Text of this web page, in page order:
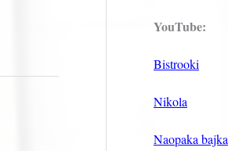
YouTube:
Bistrooki
Nikola
Naopaka bajka